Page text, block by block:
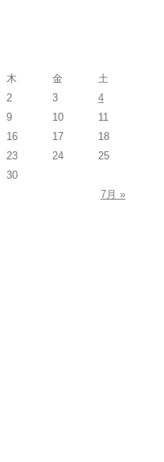
木 金
土
2 3
4
9 10
11
16 17
18
23 24
25
30
7月 »